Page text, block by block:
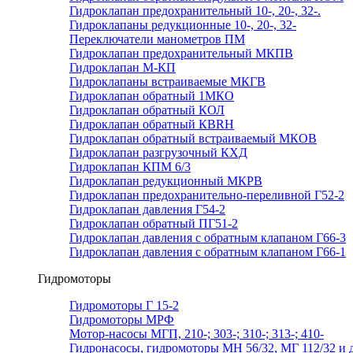
Гидроклапан предохранительный 10-, 20-, 32-.
Гидроклапаны редукционные 10-, 20-, 32-
Переключатели манометров ПМ
Гидроклапан предохранительный МКПВ
Гидроклапан М-КП
Гидроклапаны встраиваемые МКГВ
Гидроклапан обратный 1МКО
Гидроклапан обратный КОЛ
Гидроклапан обратный КВRН
Гидроклапан обратный встраиваемый МКОВ
Гидроклапан разгрузочный КХД
Гидроклапан КПМ 6/3
Гидроклапан редукционный МКРВ
Гидроклапан предохранительно-переливной Г52-2
Гидроклапан давления Г54-2
Гидроклапан обратный ПГ51-2
Гидроклапан давления с обратным клапаном Г66-3
Гидроклапан давления с обратным клапаном Г66-1
Гидромоторы
Гидромоторы Г 15-2
Гидромоторы МРФ
Мотор-насосы МГП, 210-; 303-; 310-; 313-; 410-
Гидронасосы, гидромоторы МН 56/32, МГ 112/32 и